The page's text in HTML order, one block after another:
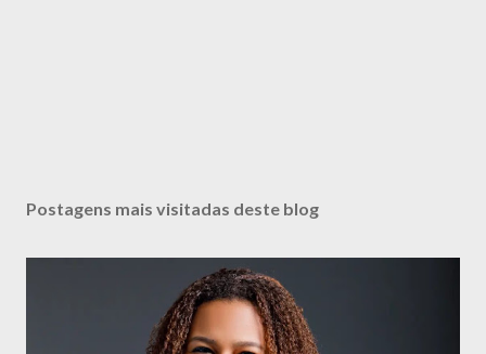
Postagens mais visitadas deste blog